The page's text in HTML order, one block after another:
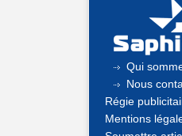
Qui
Nous
Régie
Mentions